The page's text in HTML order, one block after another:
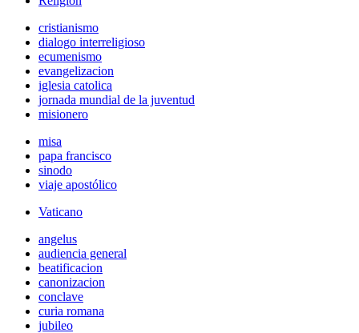
cristianismo
dialogo interreligioso
ecumenismo
evangelizacion
iglesia catolica
jornada mundial de la juventud
misionero
misa
papa francisco
sinodo
viaje apostólico
Vaticano
angelus
audiencia general
beatificacion
canonizacion
conclave
curia romana
jubileo